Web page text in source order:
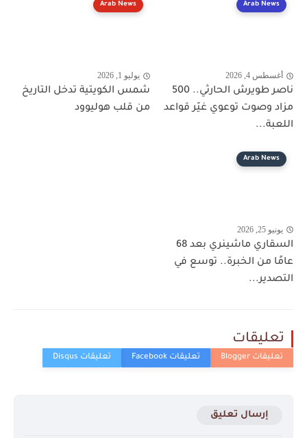
Arab News
أغسطس 4, 2026
ناصر طويرش الحارثي.. 500
مزاد وصوت توعوي غيّر قواعد
اللعبة...
Arab News
يوليو 1, 2026
شمس الكويتية تدخل التاريخ
من قلب هوليوود
Arab News
يونيو 25, 2026
السقاري ماشينري بعد 68
عامًا من الخبرة.. توسع في
التصدير...
تعليقات
إرسال تعليق